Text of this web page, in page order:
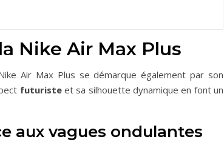
Nike Air Max Plus
Air Max Plus se démarque également par son
futuristeet sa silhouette dynamique en font un
aux vagues ondulantes